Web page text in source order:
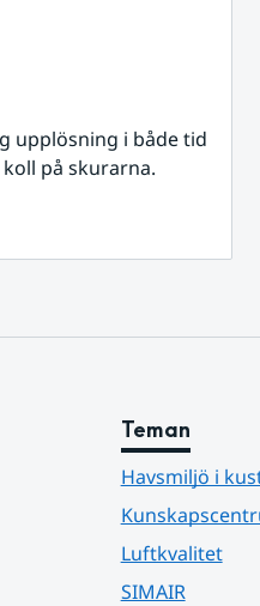
upplösning i både tid
på skurarna.
Teman
Havsmiljö i
Luftkvalitet
SIMAIR